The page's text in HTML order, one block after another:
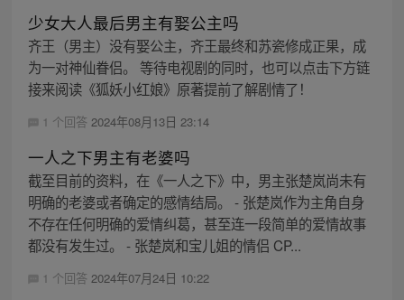
少女大人最后男主有娶公主吗
齐王（男主）没有娶公主，齐王最终和苏瓷修成正果，成
为一对神仙眷侣。 等待电视剧的同时，也可以点击下方链
接来阅读《狐妖小红娘》原著提前了解剧情了！
1 个回答 2024年08月13日 23:14
一人之下男主有老婆吗
截至目前的资料，在《一人之下》中，男主张楚岚尚未有
明确的老婆或者确定的感情结局。 - 张楚岚作为主角自身
不存在任何明确的爱情纠葛，甚至连一段简单的爱情故事
都没有发生过。 - 张楚岚和宝儿姐的情侣 CP...
1 个回答 2024年07月24日 10:22